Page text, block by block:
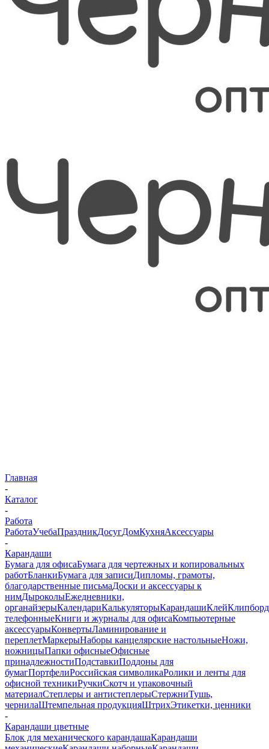
Главная
-
Каталог
-
Работа
РаботаУчебаПраздникДосугДомКухняАксессуары
-
Карандаши
Бумага для офисаБумага для чертежных и копировальных
работБланкиБумага для записиДипломы, грамоты,
благодарственные письмаДоски и аксессуары к
нимДыроколыЕжедневники,
органайзерыКалендариКалькуляторыКарандашиКлей
телефонныеКниги и журналы для офисаКомпьютерные
аксессуарыКонвертыЛаминирование и
переплетМаркерыНаборы канцелярские настольныеНожи,
ножницыПапки офисныеОфисные
принадлежностиПодставкиПоддоны для
бумагПортфелиРоссийская символикаРолики и ленты для
офисной техникиРучкиСкотч и упаковочный
материалСтеплеры и антистеплерыСтержниТушь,
чернилаШтемпельная продукцияШтрихЭтикетки, ценники
-
Карандаши цветные
Блок для механического карандашаКарандаши